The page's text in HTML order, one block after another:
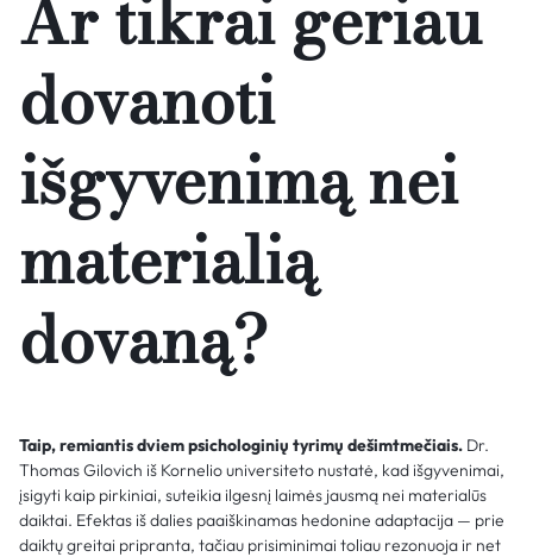
Ar tikrai geriau
dovanoti
išgyvenimą nei
materialią
dovaną?
Taip, remiantis dviem psichologinių tyrimų dešimtmečiais. Dr.
Thomas Gilovich iš Kornelio universiteto nustatė, kad išgyvenimai,
įsigyti kaip pirkiniai, suteikia ilgesnį laimės jausmą nei materialūs
daiktai. Efektas iš dalies paaiškinamas hedonine adaptacija — prie
daiktų greitai pripranta, tačiau prisiminimai toliau rezonuoja ir net